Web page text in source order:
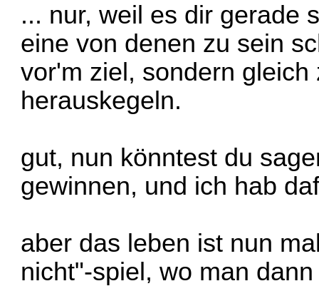
... nur, weil es dir gerade
eine von denen zu sein
vor'm ziel, sondern
herauskegeln.
gut, nun könntest du
gewinnen, und ich hab
aber das leben ist nun
nicht"-spiel, wo man